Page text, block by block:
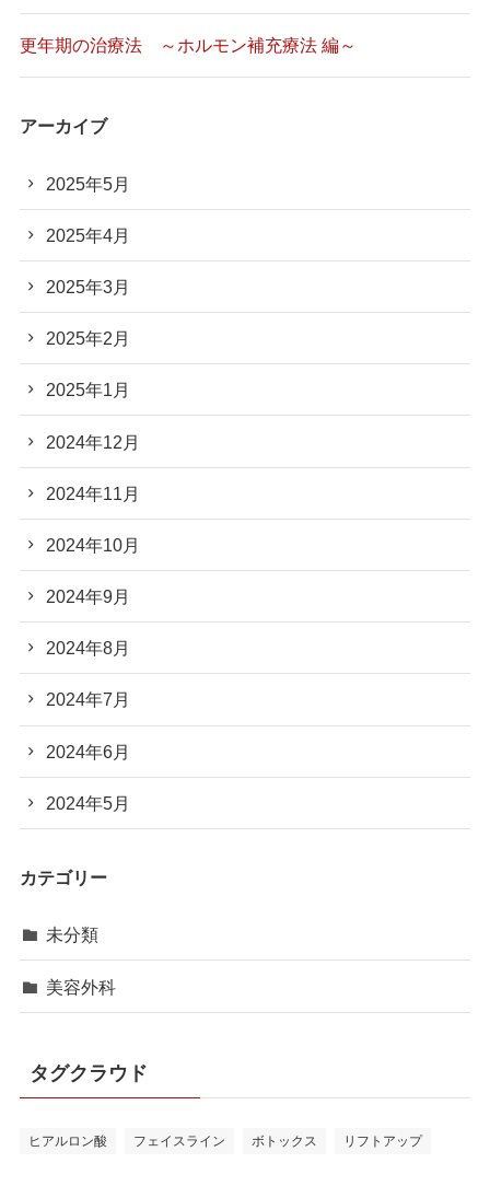
更年期の治療法 ～ホルモン補充療法 編～
アーカイブ
2025年5月
2025年4月
2025年3月
2025年2月
2025年1月
2024年12月
2024年11月
2024年10月
2024年9月
2024年8月
2024年7月
2024年6月
2024年5月
カテゴリー
未分類
美容外科
タグクラウド
ヒアルロン酸 フェイスライン ボトックス リフトアップ